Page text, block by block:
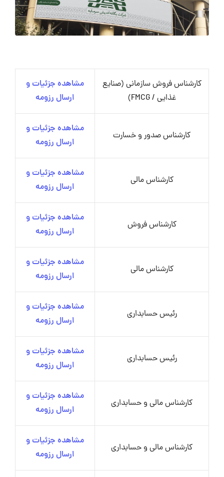
کارشناس فروش سازمانی (صنایع
غذایی / FMCG)
مشاهده جزئیات و
ارسال رزومه
کارشناس صدور و خسارت
مشاهده جزئیات و
ارسال رزومه
کارشناس مالی
مشاهده جزئیات و
ارسال رزومه
کارشناس فروش
مشاهده جزئیات و
ارسال رزومه
کارشناس مالی
مشاهده جزئیات و
ارسال رزومه
رئیس حسابداری
مشاهده جزئیات و
ارسال رزومه
رئیس حسابداری
مشاهده جزئیات و
ارسال رزومه
کارشناس مالی و حسابداری
مشاهده جزئیات و
ارسال رزومه
کارشناس مالی و حسابداری
مشاهده جزئیات و
ارسال رزومه